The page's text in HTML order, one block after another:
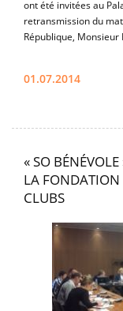
ont été invitées au
retransmission du
République, Monsieur
01.07.2014
« SO
LA FONDATION
CLUBS